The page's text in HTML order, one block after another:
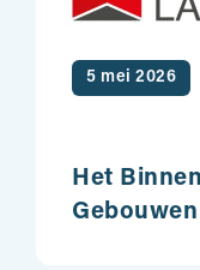
5 mei 2026
Het
Gebouwen